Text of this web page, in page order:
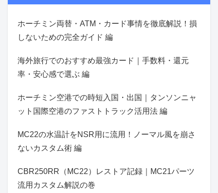
ホーチミン両替・ATM・カード事情を徹底解説！損
しないための完全ガイド 編
海外旅行でのおすすめ最強カード｜手数料・還元
率・安心感で選ぶ 編
ホーチミン空港での時短入国・出国｜タンソンニャ
ット国際空港のファストトラック活用法 編
MC22の水温計をNSR用に流用！ノーマル風を崩さ
ないカスタム術 編
CBR250RR（MC22）レストア記録｜MC21パーツ
流用カスタム解説の巻